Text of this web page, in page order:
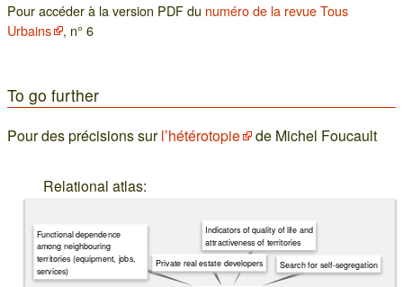
Pour accéder à la version PDF du numéro de la revue Tous
Urbains
, n° 6
To go further
Pour des précisions surl’hétérotopie de Michel Foucault
Relational atlas:
Search for self-segregation
Indicators of quality of life and
attractiveness of territories
Private real estate developers
Functional dependence
among neighbouring
territories (equipment, jobs,
services)